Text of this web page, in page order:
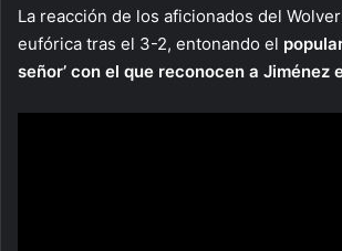
La reacción de los aficionados del
eufórica tras el 3-2, entonando el
señor’ con el que reconocen a Jiménez